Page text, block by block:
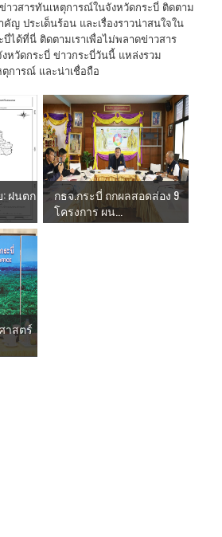
าวสารทันเหตุการณ์ในจังหวัดกระบี่ ติดตาม
คัญ ประเด็นร้อน และเรื่องราวน่าสนใจใน
บี่ได้ที่นี่ ติดตามเราเพื่อไม่พลาดข่าวสาร
หวัดกระบี่ ข่าวกระบี่วันนี้ แหล่งรวม
การณ์ และน่าเชื่อถือ
ฝนตก
กธจ.กระบี่ ถกผลสอดส่อง 9
โครงการ ผน...
าสตร์